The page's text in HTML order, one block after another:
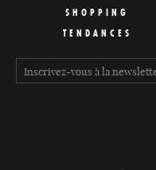
SHOPPING
TENDANCES